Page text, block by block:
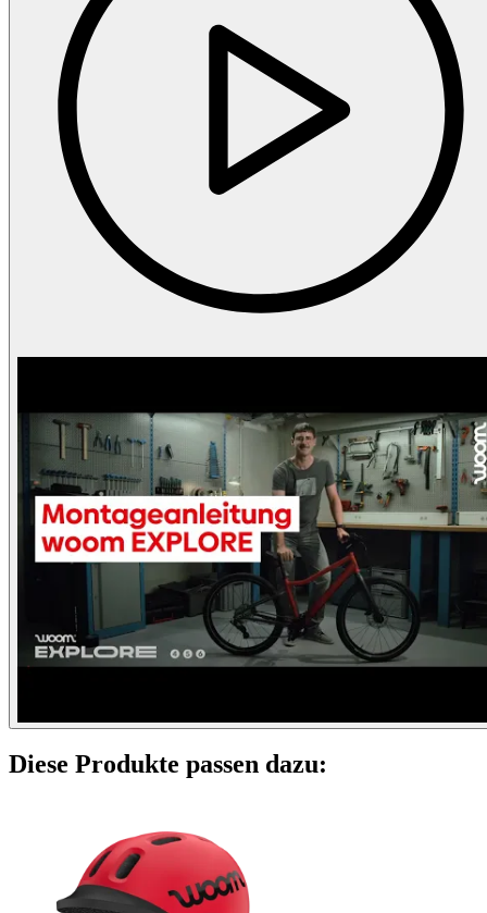
Diese Produkte passen dazu: